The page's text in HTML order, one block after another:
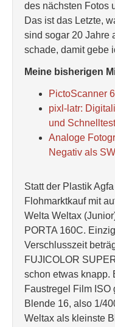
des nächsten Fotos
Das ist das Letzte,
sind sogar 20 Jahre
schade, damit gebe
Meine bisherigen
PictoScanner
pixl-latr:
und
Analoge
Negativ als
Statt der Plastik
Flohmarktkauf mit
Welta Weltax
PORTA 160C.
Verschlusszeit
FUJICOLOR
schon etwas knapp.
Faustregel Film ISO
Blende 16, also 1/
Weltax als kleinste